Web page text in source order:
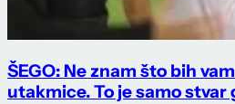
ŠEGO: Ne znam što bih
utakmice. To je samo stvar